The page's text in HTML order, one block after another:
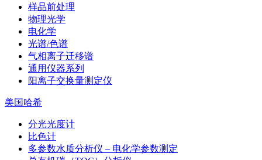
样品前处理
物理光学
电化学
光谱/色谱
气相离子迁移谱
通用仪器系列
阳离子交换量测定仪
美国哈希
分光光度计
比色计
多参数水质分析仪 – 电化学参数测定